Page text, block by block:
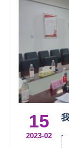
15
2023-02